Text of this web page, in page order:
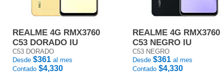
REALME 4G RMX3760
C53 DORADO IU
C53 DORADO
Desde $361 al mes
Contado $4,330
REALME 4G RMX3760
C53 NEGRO IU
C53 NEGRO
Desde $361 al mes
Contado $4,330